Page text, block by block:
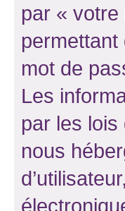
par « votre
mot de
Les
par les
nous